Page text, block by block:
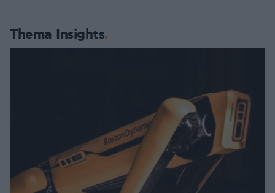
Thema Insights